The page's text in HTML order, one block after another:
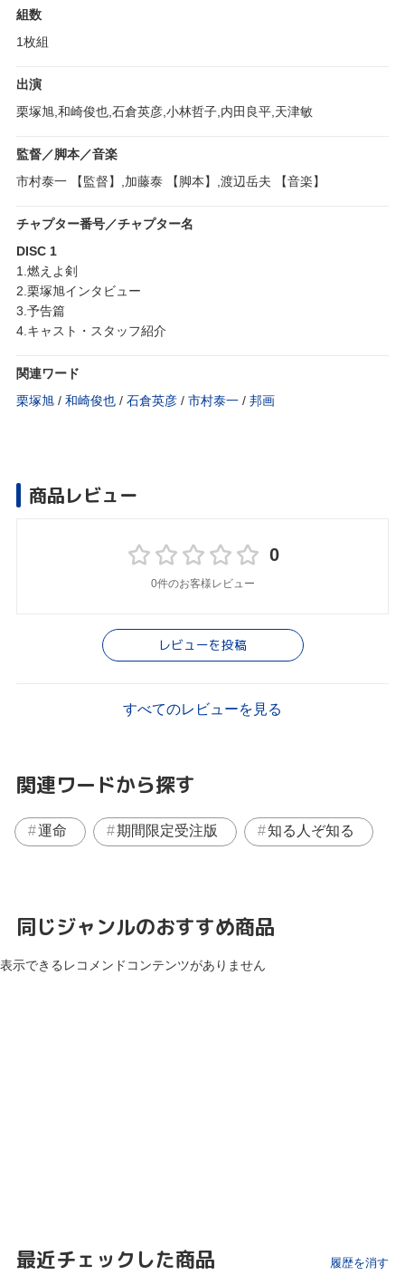
組数
1枚組
出演
栗塚旭,和崎俊也,石倉英彦,小林哲子,内田良平,天津敏
監督／脚本／音楽
市村泰一 【監督】,加藤泰 【脚本】,渡辺岳夫 【音楽】
チャプター番号／チャプター名
DISC 1
1.燃えよ剣
2.栗塚旭インタビュー
3.予告篇
4.キャスト・スタッフ紹介
関連ワード
栗塚旭 / 和崎俊也 / 石倉英彦 / 市村泰一 / 邦画
商品レビュー
0
0件のお客様レビュー
レビューを投稿
すべてのレビューを見る
関連ワードから探す
運命 期間限定受注版 知る人ぞ知る
同じジャンルのおすすめ商品
表示できるレコメンドコンテンツがありません
最近チェックした商品 履歴を消す